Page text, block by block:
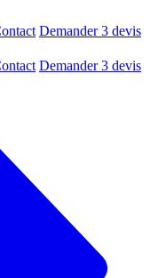
Demander 3 devis
Demander 3 devis